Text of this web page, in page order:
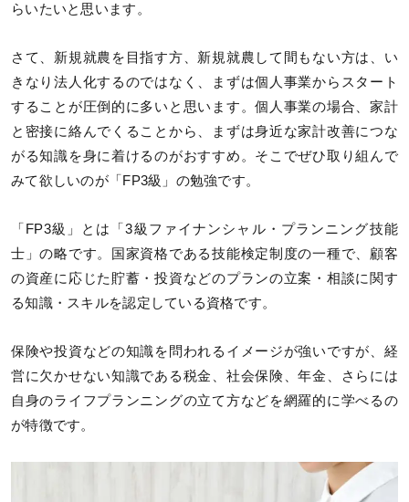
らいたいと思います。
さて、新規就農を目指す方、新規就農して間もない方は、い
きなり法人化するのではなく、まずは個人事業からスタート
することが圧倒的に多いと思います。個人事業の場合、家計
と密接に絡んでくることから、まずは身近な家計改善につな
がる知識を身に着けるのがおすすめ。そこでぜひ取り組んで
みて欲しいのが「FP3級」の勉強です。
「FP3級」とは「3級ファイナンシャル・プランニング技能
士」の略です。国家資格である技能検定制度の一種で、顧客
の資産に応じた貯蓄・投資などのプランの立案・相談に関す
る知識・スキルを認定している資格です。
保険や投資などの知識を問われるイメージが強いですが、経
営に欠かせない知識である税金、社会保険、年金、さらには
自身のライフプランニングの立て方などを網羅的に学べるの
が特徴です。